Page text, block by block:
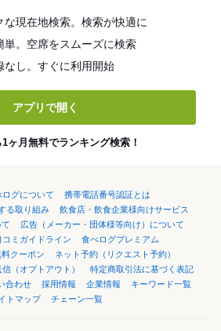
な現在地検索。検索が快適に
単。空席をスムーズに検索
なし。すぐに利用開始
アプリで開く
ヶ月無料でランキング検索！
ログについて
携帯電話番号認証とは
る取り組み
飲食店・飲食企業様向けサービス
広告（メーカー・団体様等向け）について
コミガイドライン
食べログプレミアム
クーポン
ネット予約（リクエスト予約）
（オプトアウト）
特定商取引法に基づく表記
合わせ 採用情報 企業情報
キーワード一覧
トマップ
チェーン一覧